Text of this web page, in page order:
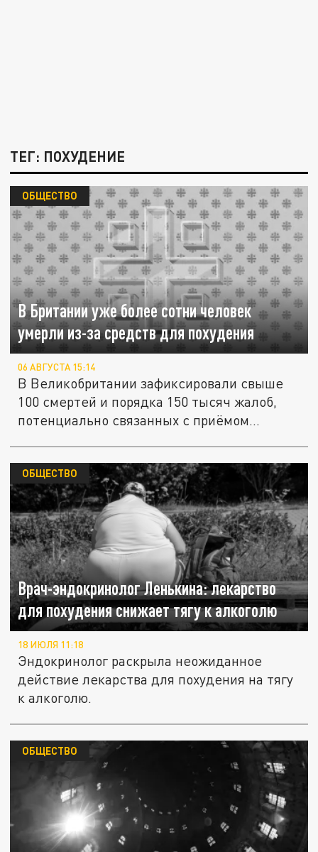
ТЕГ: ПОХУДЕНИЕ
В Британии уже более сотни человек
умерли из-за средств для похудения
ОБЩЕСТВО
06 АВГУСТА 15:14
В Великобритании зафиксировали свыше
100 смертей и порядка 150 тысяч жалоб,
потенциально связанных с приёмом...
Врач-эндокринолог Ленькина: лекарство
для похудения снижает тягу к алкоголю
ОБЩЕСТВО
18 ИЮЛЯ 11:18
Эндокринолог раскрыла неожиданное
действие лекарства для похудения на тягу
к алкоголю.
ОБЩЕСТВО